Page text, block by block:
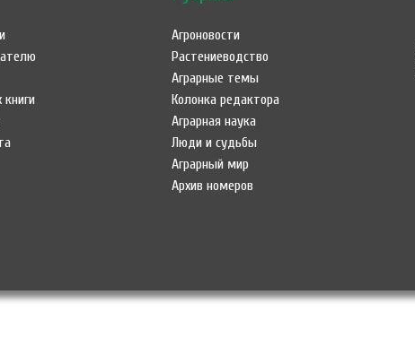
Агроновости
Растениеводство
Аграрные темы
Колонка редактора
Аграрная наука
Люди и судьбы
Аграрный мир
Архив номеров